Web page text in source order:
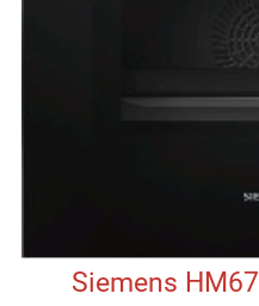
Siemens